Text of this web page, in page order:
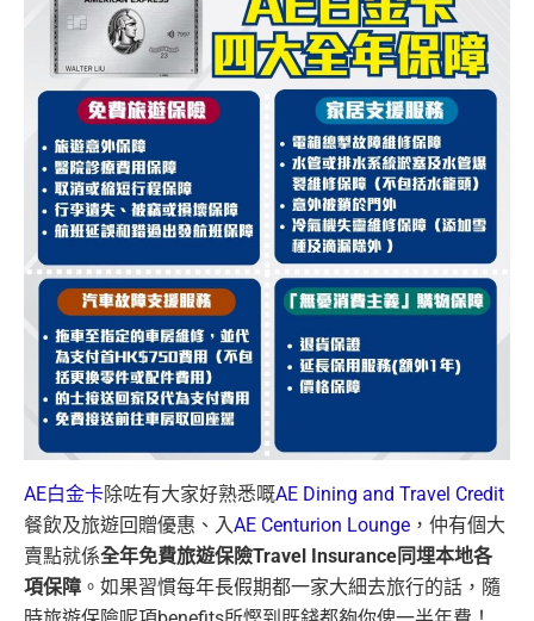
AE白金卡除咗有大家好熟悉嘅AE Dining and Travel Credit
餐飲及旅遊回贈優惠、入AE Centurion Lounge ，仲有個大
賣點就係全年免費旅遊保險Travel Insurance同埋本地各
項保障 。如果習慣每年長假期都一家大細去旅行的話，隨